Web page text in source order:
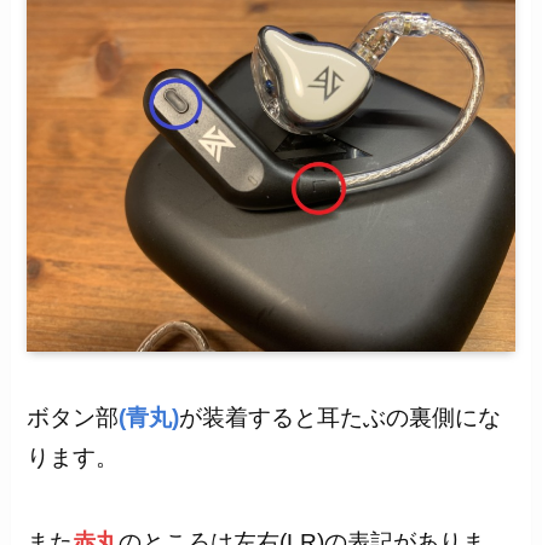
ボタン部(青丸)が装着すると耳たぶの裏側にな
ります。